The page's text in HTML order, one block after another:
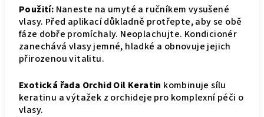
Použití: Naneste na umyté a ručníkem vysušené
vlasy. Před aplikací důkladně protřepte, aby se obě
fáze dobře promíchaly. Neoplachujte. Kondicionér
zanechává vlasy jemné, hladké a obnovuje jejich
přirozenou vitalitu.
Exotická řada Orchid Oil Keratin kombinuje sílu
keratinu a výtažek z orchideje pro komplexní péči o
vlasy.